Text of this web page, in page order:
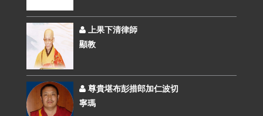
上果下清律師
顯教
尊貴堪布彭措郎加仁波切
寧瑪